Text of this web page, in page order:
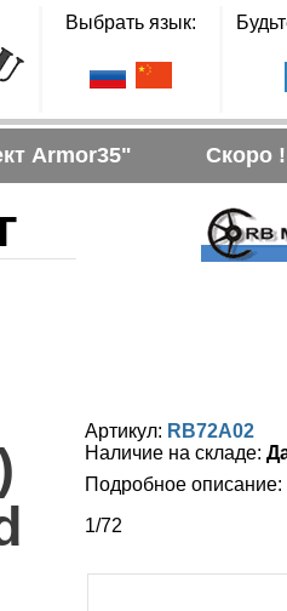
Выбрать язык:
Armor35" Скоро !
Артикул: RB72A02
Наличие на складе:
Подробное описание:
1/72